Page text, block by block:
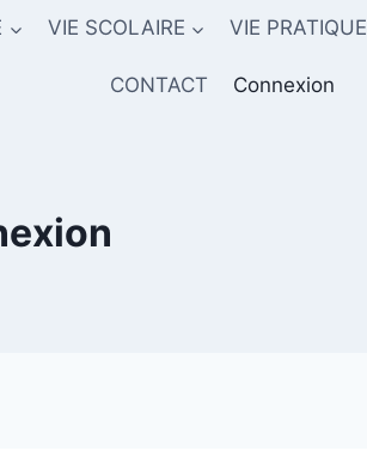
VIE SCOLAIRE VIE PRATIQUE
CONTACT Connexion